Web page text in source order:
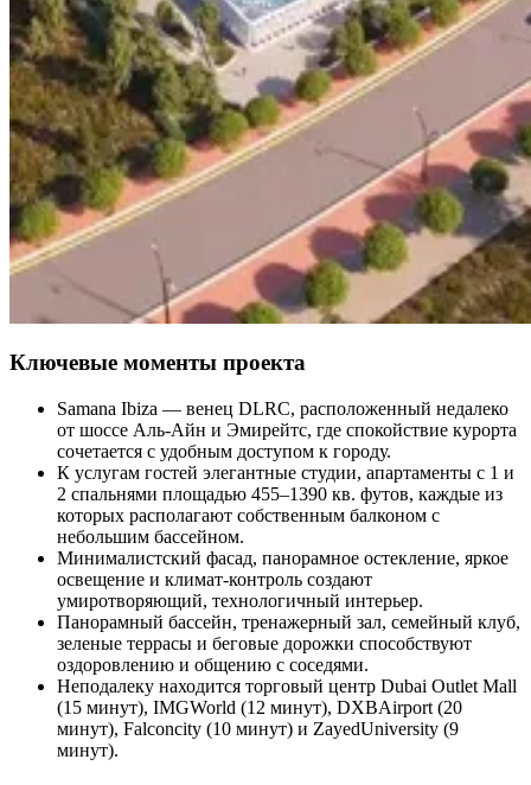
Ключевые моменты проекта
Samana Ibiza — венец DLRC, расположенный недалеко
от шоссе Аль-Айн и Эмирейтс, где спокойствие курорта
сочетается с удобным доступом к городу.
К услугам гостей элегантные студии, апартаменты с 1 и
2 спальнями площадью 455–1390 кв. футов, каждые из
которых располагают собственным балконом с
небольшим бассейном.
Минималистский фасад, панорамное остекление, яркое
освещение и климат-контроль создают
умиротворяющий, технологичный интерьер.
Панорамный бассейн, тренажерный зал, семейный клуб,
зеленые террасы и беговые дорожки способствуют
оздоровлению и общению с соседями.
Неподалеку находится торговый центр Dubai Outlet Mall
(15 минут), IMGWorld (12 минут), DXBAirport (20
минут), Falconcity (10 минут) и ZayedUniversity (9
минут).